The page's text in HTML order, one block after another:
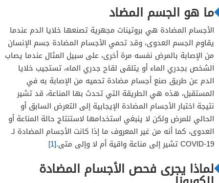
ما هو الجسم المضاد
الأجسام المضادة هي بروتينات مجهرية تصنعها خلايا الدم عندما
يقاوم الجسم العدوى، وقد تحمي الأجسام المضادة جسم الإنسان
من الإصابة بالمرض نفسه مرة أخرى، على سبيل المثال عندما يصاب
الشخص بجدري الماء أو يتلقى لقاح جدري الماء، تستجيب خلايا
الدم عن طريق صنع أجسام مضادة تحميه من الإصابة به في
المستقبل، هذه هي الطريقة التي تحدث بها المناعة، قد تشير
نتيجة اختبار الأجسام المضادة الإيجابية إلى التعرض السابق أو
الحالي للمرض ولكن لا ينبغي استخدامها لاستنتاج حالة المناعة أو
العدوى، كما أنه من غير المعروف ما إذا كانت الأجسام المضادة لـ
COVID-19 تشير إلى مناعة واقية أم لا وإلى متى.
[1]
لماذا يجرى فحص الأجسام المضادة